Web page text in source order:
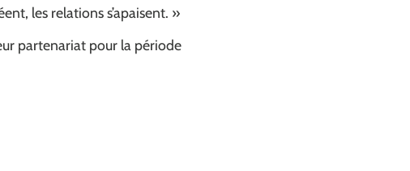
les relations s’apaisent. »
partenariat pour la période